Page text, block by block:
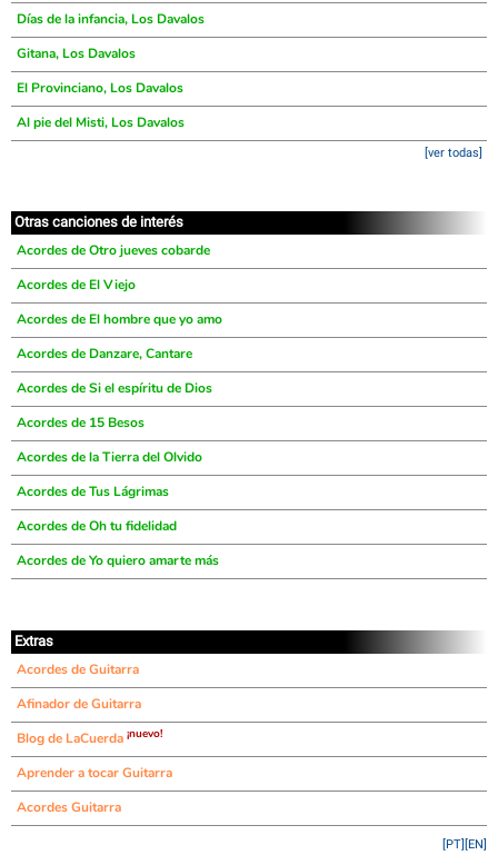
Días de la infancia, Los Davalos
Gitana, Los Davalos
El Provinciano, Los Davalos
Al pie del Misti, Los Davalos
[ver todas]
Otras canciones de interés
Acordes de Otro jueves cobarde
Acordes de El Viejo
Acordes de El hombre que yo amo
Acordes de Danzare, Cantare
Acordes de Si el espíritu de Dios
Acordes de 15 Besos
Acordes de la Tierra del Olvido
Acordes de Tus Lágrimas
Acordes de Oh tu fidelidad
Acordes de Yo quiero amarte más
Extras
Acordes de Guitarra
Afinador de Guitarra
Blog de LaCuerda ¡nuevo!
Aprender a tocar Guitarra
Acordes Guitarra
[EN]
[PT]